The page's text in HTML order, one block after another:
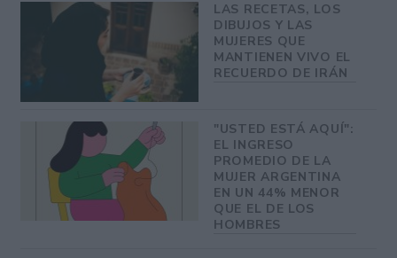
LAS RECETAS, LOS
DIBUJOS Y LAS
MUJERES QUE
MANTIENEN VIVO EL
RECUERDO DE IRÁN
"USTED ESTÁ AQUÍ":
EL INGRESO
PROMEDIO DE LA
MUJER ARGENTINA
EN UN 44% MENOR
QUE EL DE LOS
HOMBRES